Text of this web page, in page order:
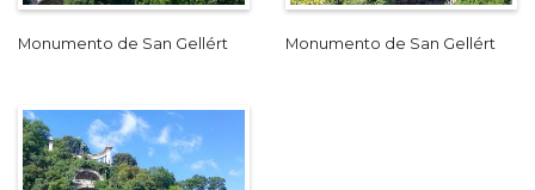
Monumento de San Gellért Monumento de San Gellért